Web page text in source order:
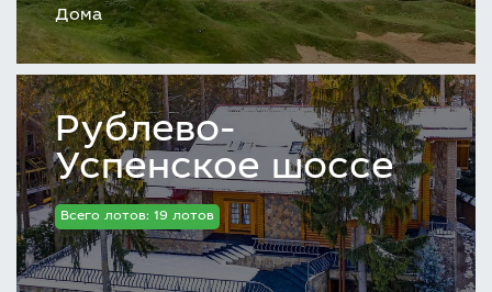
Дома
Рублево-
Успенское шоссе
Всего лотов: 19 лотов